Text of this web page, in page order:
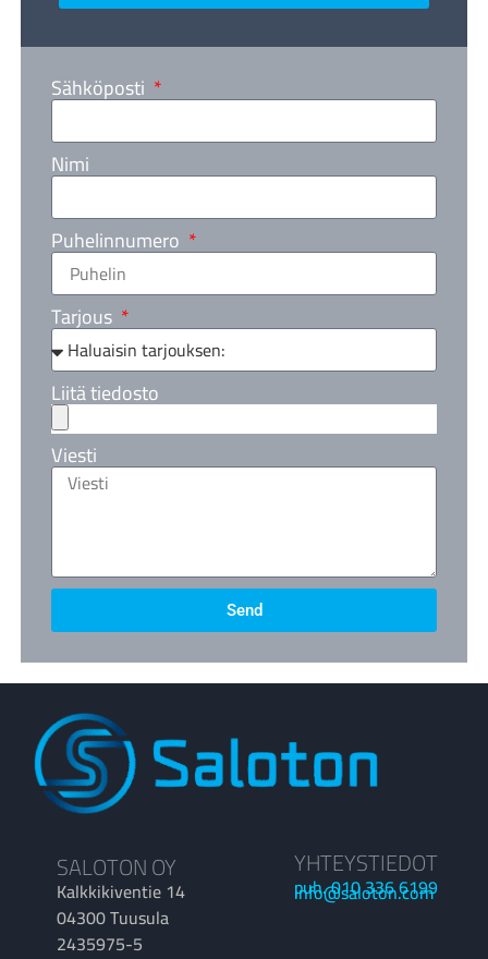
Sähköposti
Nimi
Puhelinnumero
Tarjous
Liitä tiedosto
Viesti
Send
SALOTON OY
Kalkkikiventie 14
04300 Tuusula
2435975-5
YHTEYSTIEDOT
puh. 010 336 6199
info@saloton.com